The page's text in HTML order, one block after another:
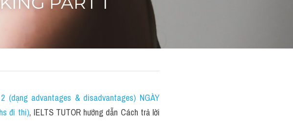
PART 1
(dạng advantages & disadvantages) NGÀY
đi thi), IELTS TUTOR hướng dẫn Cách trả lời